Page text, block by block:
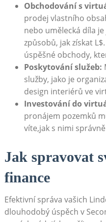
Obchodování s
prodej vlastního
nebo umělecká díla
způsobů, jak získat
úspěšné obchody,
Poskytování služeb:
služby, jako je
design interiérů ve
Investování do
pronájem pozemků
víte,jak s nimi
Jak spravovat
finance
Efektivní správa vašich
dlouhodobý úspěch v